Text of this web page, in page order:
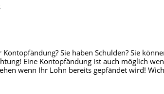
Sie haben Schulden? Sie
Eine Kontopfändung ist auch möglich
wenn Ihr Lohn bereits gepfändet wird!